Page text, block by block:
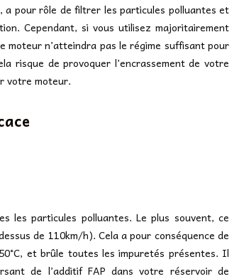
a pour rôle de filtrer les particules polluantes et
Cependant, si vous utilisez majoritairement
n’atteindra pas le régime suffisant pour
risque de provoquer l’encrassement de votre
votre moteur.
les particules polluantes. Le plus souvent, ce
de 110km/h). Cela a pour conséquence de
et brûle toutes les impuretés présentes. Il
de l’additif FAP dans votre réservoir de